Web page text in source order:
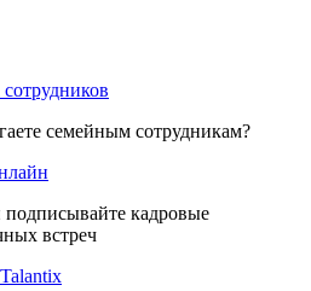
семейным сотрудникам?
подписывайте кадровые
встреч